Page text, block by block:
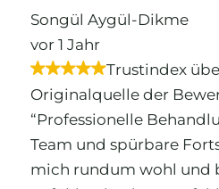
Songül Aygül-Dikme
vor 1 Jahr
Trustindex
Originalquelle der
“Professionelle
Team und spürbare
mich rundum wohl und